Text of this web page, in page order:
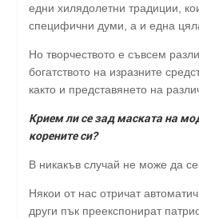
едни хилядолетни традиции,
специфични думи, а и една
Но творчеството е съвсем
богатството на изразните
както и представянето на
Крием ли се зад маската на
корените си?
В никакъв случай не може да
Някои от нас отричат
други пък преекспонират